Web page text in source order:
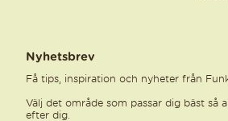
Nyhetsbrev
Få tips, inspiration och nyheter från
Välj det område som passar dig bäst så
efter dig.